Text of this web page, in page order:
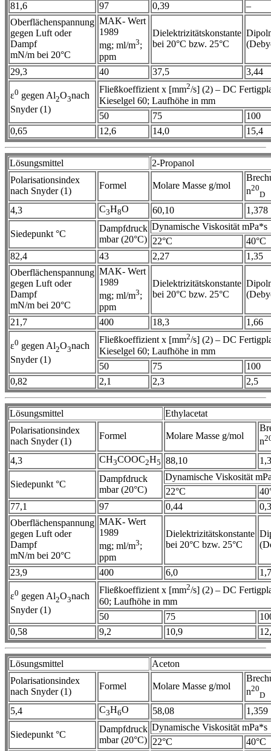
81,6
97 0,39
–
Oberflächenspannung
gegen Luft oder
Dampf
mN/m bei 20°C
MAK- Wert
1989
mg; ml/m3;
ppm
Dielektrizitätskonstante
bei 20°C bzw. 25°C
29,3 40 37,5 3,44
ε0 gegen Al2O3nach
Snyder (1)
Fließkoeffizient x [mm2/s] (2) – DC
Kieselgel 60; Laufhöhe in mm
50
75
100
0,65
12,6 14,0 15,4
Lösungsmittel
2-Propanol
Polarisationsindex
nach Snyder (1)
Formel Molare Masse g/mol
n20
D
4,3 C3H8O 60,10 1,378
Siedepunkt °C
Dampfdruck
mbar (20°C)
Dynamische Viskosität mPa*s
22°C
40°C
82,4
43 2,27
1,35
Oberflächenspannung
gegen Luft oder
Dampf
mN/m bei 20°C
MAK- Wert
1989
mg; ml/m3;
ppm
Dielektrizitätskonstante
bei 20°C bzw. 25°C
21,7 400 18,3 1,66
ε0 gegen Al2O3nach
Snyder (1)
Fließkoeffizient x [mm2/s] (2) – DC
Kieselgel 60; Laufhöhe in mm
50
75
100
0,82
2,1 2,3 2,5
Lösungsmittel
Ethylacetat
Polarisationsindex
nach Snyder (1)
Formel Molare Masse g/mol
n
4,3 CH3COOC2H5 88,10
Siedepunkt °C
Dampfdruck
mbar (20°C)
Dynamische Viskosität
22°C
77,1
97 0,44
Oberflächenspannung
gegen Luft oder
Dampf
mN/m bei 20°C
MAK- Wert
1989
mg; ml/m3;
ppm
Dielektrizitätskonstante
bei 20°C bzw. 25°C
23,9 400 6,0
ε0 gegen Al2O3nach
Snyder (1)
Fließkoeffizient x [mm2/s] (2) – DC
60; Laufhöhe in mm
50
75
0,58
9,2 10,9
Lösungsmittel
Aceton
Polarisationsindex
nach Snyder (1)
Formel Molare Masse g/mol
n20
D
5,4 C3H6O 58,08 1,359
Siedepunkt °C
Dampfdruck
mbar (20°C)
Dynamische Viskosität mPa*s
22°C
40°C